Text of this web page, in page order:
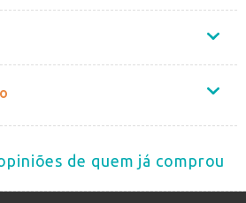
de quem já comprou